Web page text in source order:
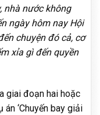
nhà nước không
ngày hôm nay Hội
chuyện đó cả, cơ
xỉa gì đến quyền
giai đoạn hai hoặc
‘Chuyến bay giải